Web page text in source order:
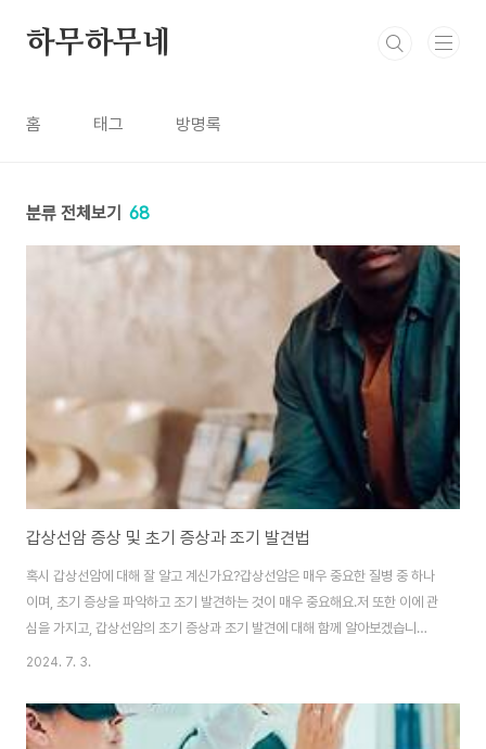
하무하무네
홈 태그 방명록
분류 전체보기 68
갑상선암 증상 및 초기 증상과 조기 발견법
혹시 갑상선암에 대해 잘 알고 계신가요?갑상선암은 매우 중요한 질병 중 하나
이며, 초기 증상을 파악하고 조기 발견하는 것이 매우 중요해요.저 또한 이에 관
심을 가지고, 갑상선암의 초기 증상과 조기 발견에 대해 함께 알아보겠습니
다. 갑상선암 증상 초기갑상선암은 초기에는 특이한 증상이 드러나지 않을 수
의 압박감, 목의 부기, 목 아래 얼굴의 부어오름, 소리가 거칠어지는 등의 증상
이 나타날 수 있어요. 또한 갑상선 기능 저하로 인한 갑상선자극호르몬(TSH)
2024. 7. 3.